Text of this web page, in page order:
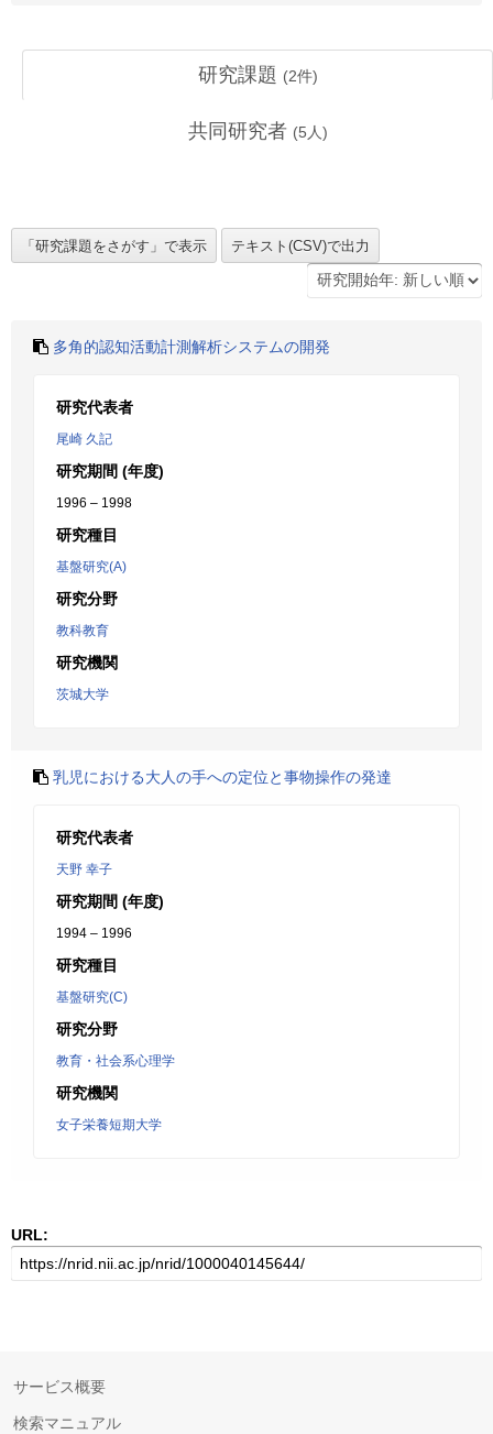
研究課題 (2件)
共同研究者 (5 人)
多角的認知活動計測解析システムの開発
研究代表者
尾崎 久記
研究期間 (年度)
1996 – 1998
研究種目
基盤研究(A)
研究分野
教科教育
研究機関
茨城大学
乳児における大人の手への定位と事物操作の発達
研究代表者
天野 幸子
研究期間 (年度)
1994 – 1996
研究種目
基盤研究(C)
研究分野
教育・社会系心理学
研究機関
女子栄養短期大学
URL:
サービス概要
検索マニュアル